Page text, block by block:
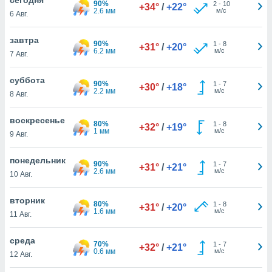
действия
на веб-
основе.
нашей
cookie
в
ВЫ
6 Авг.
90%
2.6 мм
+34° / +22° 2- 10
м/с
завтра
7 Авг.
90%
6.2 мм
+31° / +20° 1 - 8
м/с
суббота
8 Авг.
90%
2.2 мм
+30° / +18° 1 - 7
м/с
воскресенье
9 Авг.
80%
1 мм
+32° / +19° 1 - 8
м/с
понедельник
10 Авг.
90%
2.6 мм
+31° / +21° 1 - 7
м/с
вторник
11 Авг.
80%
1.6 мм
+31° / +20° 1 - 8
м/с
среда
12 Авг.
70%
0.6 мм
+32° / +21° 1 - 7
м/с